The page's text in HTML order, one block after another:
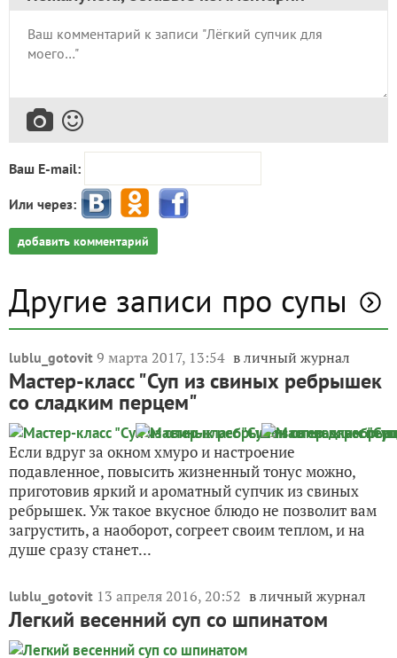
Ваш E-mail:
Или через:
добавить комментарий
Другие записи про супы
lublu_gotovit 9 марта 2017, 13:54 в личный журнал
Мастер-класс "Суп из свиных ребрышек
со сладким перцем"
Если вдруг за окном хмуро и настроение
подавленное, повысить жизненный тонус можно,
приготовив яркий и ароматный супчик из свиных
ребрышек. Уж такое вкусное блюдо не позволит вам
загрустить, а наоборот, согреет своим теплом, и на
душе сразу станет...
lublu_gotovit 13 апреля 2016, 20:52 в личный журнал
Легкий весенний суп со шпинатом